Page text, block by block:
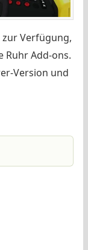
Verfügung,
Ruhr Add-ons.
Version und